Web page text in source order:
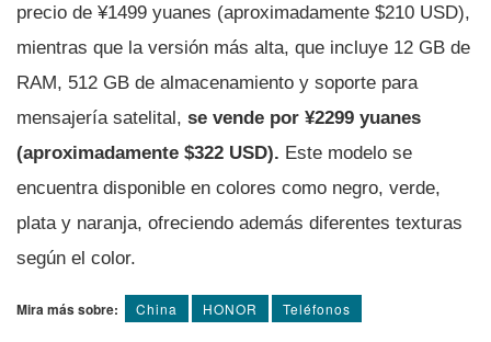
precio de ¥1499 yuanes (aproximadamente $210 USD),
mientras que la versión más alta, que incluye 12 GB de
RAM, 512 GB de almacenamiento y soporte para
mensajería satelital, se vende por ¥2299 yuanes
(aproximadamente $322 USD). Este modelo se
encuentra disponible en colores como negro, verde,
plata y naranja, ofreciendo además diferentes texturas
según el color.
Mira más sobre: China HONOR Teléfonos